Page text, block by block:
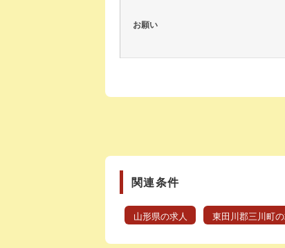
お願い
関連条件
山形県の求人 東田川郡三川町